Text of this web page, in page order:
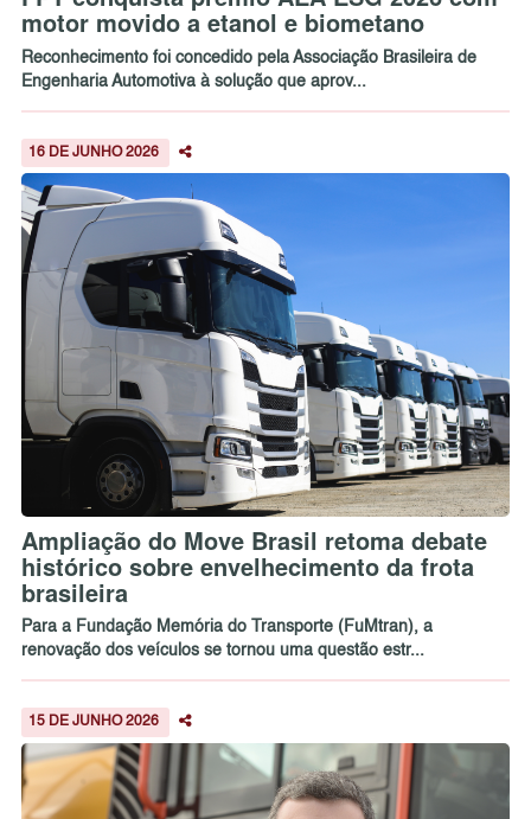
motor movido a etanol e biometano
Reconhecimento foi concedido pela Associação Brasileira de
Engenharia Automotiva à solução que aprov...
16 DE JUNHO 2026
Ampliação do Move Brasil retoma debate
histórico sobre envelhecimento da frota
brasileira
Para a Fundação Memória do Transporte (FuMtran), a
renovação dos veículos se tornou uma questão estr...
15 DE JUNHO 2026